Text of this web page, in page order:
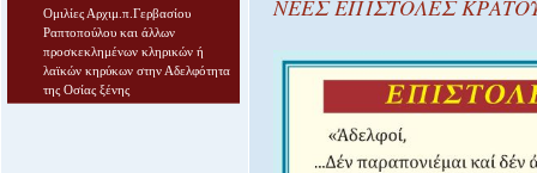
Ομιλίες Αρχιμ.π.Γερβασίου
Ραπτοπούλου και άλλων
προσκεκλημένων κληρικών ή
λαϊκών κηρύκων στην Αδελφότητα
της Οσίας ξένης
ΝΕΕΣ ΕΠΙΣΤΟΛΕΣ